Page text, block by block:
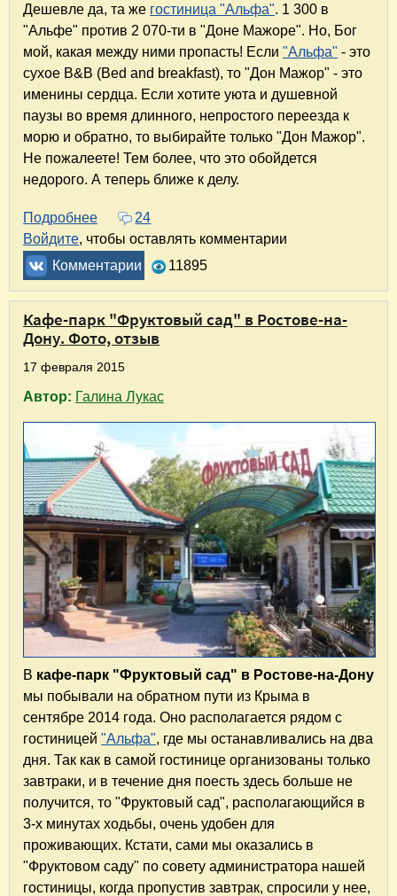
Дешевле да, та же гостиница "Альфа". 1 300 в
"Альфе" против 2 070-ти в "Доне Мажоре". Но, Бог
мой, какая между ними пропасть! Если "Альфа" - это
сухое B&B (Bed and breakfast), то "Дон Мажор" - это
именины сердца. Если хотите уюта и душевной
паузы во время длинного, непростого переезда к
морю и обратно, то выбирайте только "Дон Мажор".
Не пожалеете! Тем более, что это обойдется
недорого. А теперь ближе к делу.
Подробнее о "Дон Мажор" в Ростове-на-Дону - лучшая
24
Войдите, чтобы оставлять комментарии
Комментарии
11895
Кафе-парк "Фруктовый сад" в Ростове-на-
Дону. Фото, отзыв
17 февраля 2015
Автор: Галина Лукас
В кафе-парк "Фруктовый сад" в Ростове-на-Дону
мы побывали на обратном пути из Крыма в
сентябре 2014 года. Оно располагается рядом с
гостиницей "Альфа", где мы останавливались на два
дня. Так как в самой гостинице организованы только
завтраки, и в течение дня поесть здесь больше не
получится, то "Фруктовый сад", располагающийся в
3-х минутах ходьбы, очень удобен для
проживающих. Кстати, сами мы оказались в
"Фруктовом саду" по совету администратора нашей
гостиницы, когда пропустив завтрак, спросили у нее,